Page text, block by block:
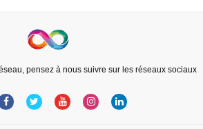
pensez à nous suivre sur les réseaux sociaux